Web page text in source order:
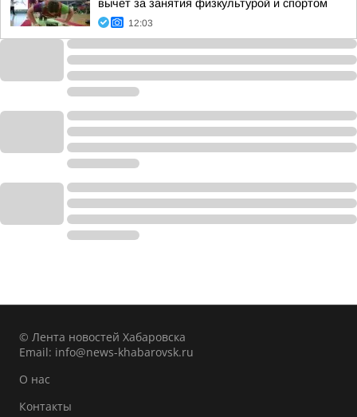
вычет за занятия физкультурой и спортом
12:03
© Лента новостей Хабаровска
Email: info@news-khabarovsk.ru
О нас
Контакты